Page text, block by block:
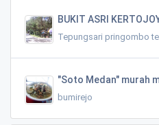
BUKIT ASRI
Tepungsari pringombo
"Soto Medan" murah
bumirejo